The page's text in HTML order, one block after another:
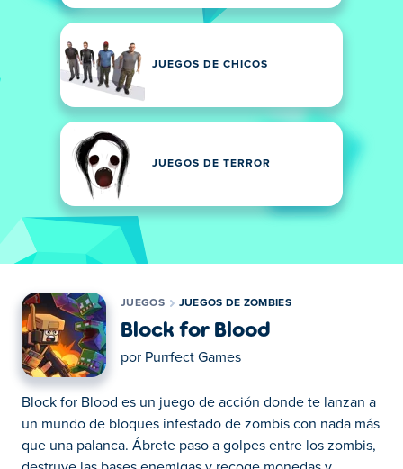
JUEGOS DE CHICOS
JUEGOS DE TERROR
JUEGOS JUEGOS DE ZOMBIES
Block for Blood
por Purrfect Games
Block for Blood es un juego de acción donde te lanzan a
un mundo de bloques infestado de zombis con nada más
que una palanca. Ábrete paso a golpes entre los zombis,